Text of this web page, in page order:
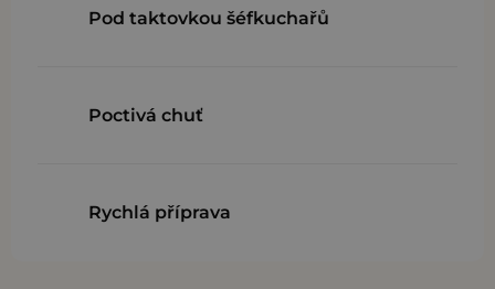
Pod taktovkou šéfkuchařů
Poctivá chuť
Rychlá příprava